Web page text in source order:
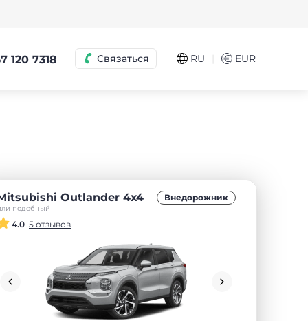
120 7318 Связаться RU € EUR
Outlander 4х4
подобный
Внедорожник
4.0 5 отзывов